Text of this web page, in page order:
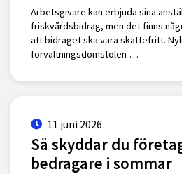
Arbetsgivare kan erbjuda sina
friskvårdsbidrag, men det finns
att bidraget ska vara skattefritt.
förvaltningsdomstolen …
11 juni 2026
Så skyddar du
bedragare i sommar